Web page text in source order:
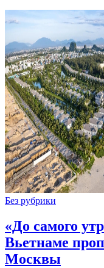
Без рубрики
«До самого
Вьетнаме
Москвы